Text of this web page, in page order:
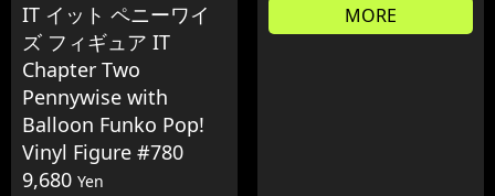
IT イット ペニーワイ
ズ フィギュア IT
Chapter Two
Pennywise with
Balloon Funko Pop!
Vinyl Figure #780
9,680 Yen
MORE